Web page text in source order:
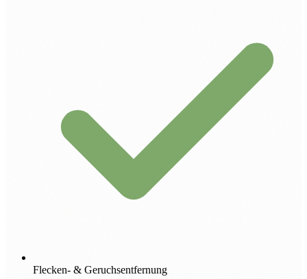
Flecken- & Geruchsentfernung